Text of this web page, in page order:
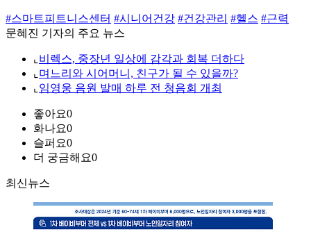
#스마트피트니스센터 #시니어건강 #건강관리 #헬스 #근력
문혜진 기자의 주요 뉴스
⌞ 비렉스, 중장년 일상에 감각과 회복 더하다
⌞ 며느리와 시어머니, 친구가 될 수 있을까?
⌞ 임영웅 음원 발매 하루 전 청음회 개최
좋아요0
화나요0
슬퍼요0
더 궁금해요0
최신뉴스